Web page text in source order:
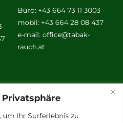
um Ihr Surferlebnis zu
Büro: +43 664 73 11 3003
mobil: +43 664 28 08 437
e-mail: office@tabak-
rauch.at